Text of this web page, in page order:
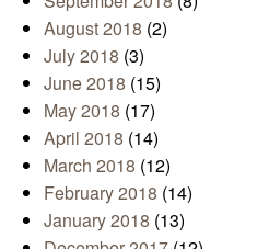
August 2018 (2)
July 2018 (3)
June 2018 (15)
May 2018 (17)
April 2018 (14)
March 2018 (12)
February 2018 (14)
January 2018 (13)